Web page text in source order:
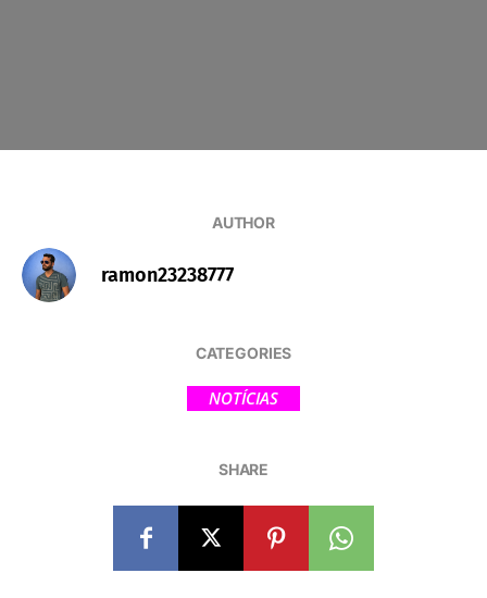
AUTHOR
ramon23238777
CATEGORIES
NOTÍCIAS
SHARE